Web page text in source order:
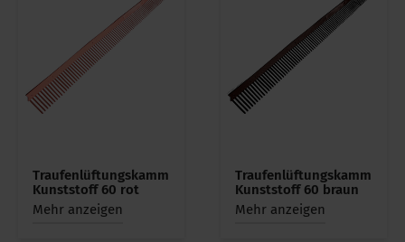
Traufenlüftungskamm
Kunststoff 60 rot
Mehr anzeigen
Traufenlüftungskamm
Kunststoff 60 braun
Mehr anzeigen